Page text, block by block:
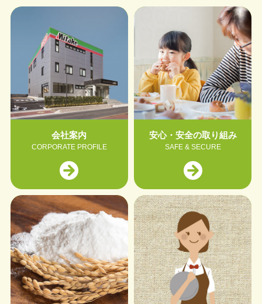
会社案内
CORPORATE PROFILE
安心・安全の取り組み
SAFE & SECURE